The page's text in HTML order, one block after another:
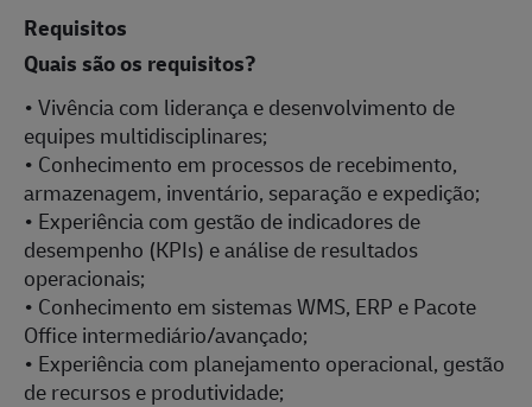
Requisitos
Quais são os requisitos?
• Vivência com liderança e desenvolvimento de
equipes multidisciplinares;
• Conhecimento em processos de recebimento,
armazenagem, inventário, separação e expedição;
• Experiência com gestão de indicadores de
desempenho (KPIs) e análise de resultados
operacionais;
• Conhecimento em sistemas WMS, ERP e Pacote
Office intermediário/avançado;
• Experiência com planejamento operacional, gestão
de recursos e produtividade;